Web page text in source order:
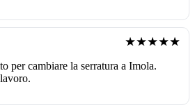
★★★★★
per cambiare la serratura a Imola.